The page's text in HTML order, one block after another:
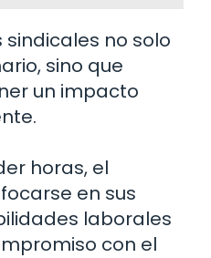
sindicales no solo
sino que
un impacto
horas, el
en sus
laborales
con el